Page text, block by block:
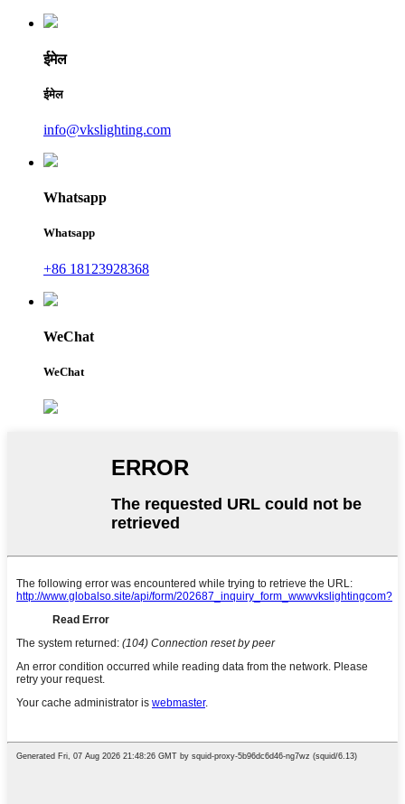
ईमेल
ईमेल
info@vkslighting.com
Whatsapp
Whatsapp
+86 18123928368
WeChat
WeChat